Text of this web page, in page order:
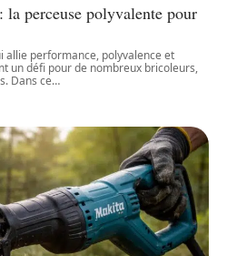
perceuse polyvalente pour
allie performance, polyvalence et
un défi pour de nombreux bricoleurs,
Dans ce…